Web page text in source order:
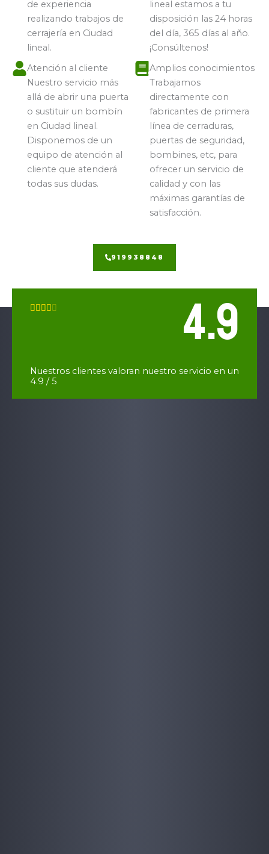
de experiencia
realizando trabajos de
cerrajería en Ciudad
lineal.
Atención al cliente
Nuestro servicio más
allá de abrir una puerta
o sustituir un bombín
en Ciudad lineal.
Disponemos de un
equipo de atención al
cliente que atenderá
todas sus dudas.
lineal estamos a tu
disposición las 24 horas
del día, 365 días al año.
¡Consúltenos!
Amplios conocimientos
Trabajamos
directamente con
fabricantes de primera
línea de cerraduras,
puertas de seguridad,
bombines, etc, para
ofrecer un servicio de
calidad y con las
máximas garantías de
satisfacción.
919938848
     4.9
Nuestros clientes valoran nuestro servicio en un
4.9 / 5